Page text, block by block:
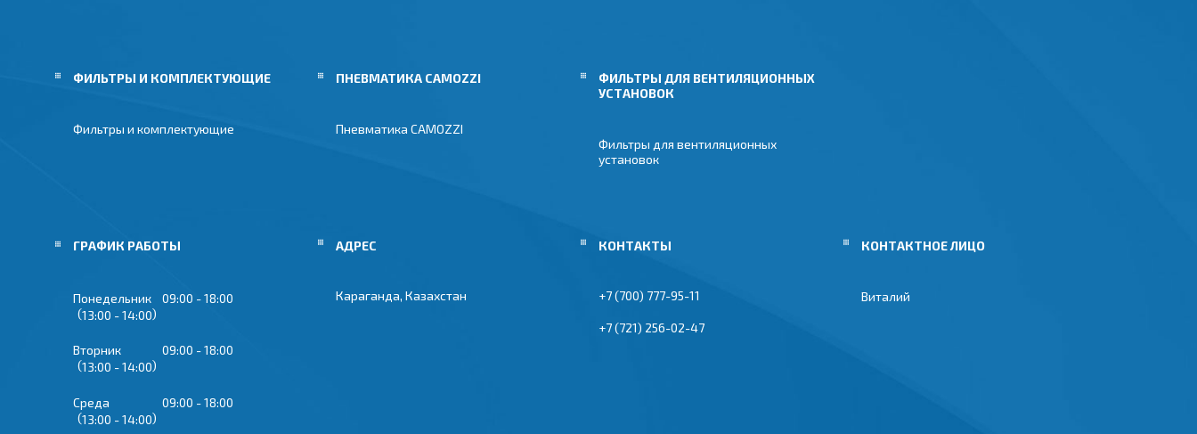
ФИЛЬТРЫ И КОМПЛЕКТУЮЩИЕ
Фильтры и комплектующие
ПНЕВМАТИКА CAMOZZI
Пневматика CAMOZZI
ФИЛЬТРЫ ДЛЯ ВЕНТИЛЯЦИОННЫХ
УСТАНОВОК
Фильтры для вентиляционных
установок
ГРАФИК РАБОТЫ
Понедельник 09:00
18:00
13:00
14:00
Вторник 09:00
18:00
13:00
14:00
Среда 09:00
18:00
13:00
14:00
Караганда, Казахстан +7 (700) 777-95-11
+7 (721) 256-02-47
Виталий